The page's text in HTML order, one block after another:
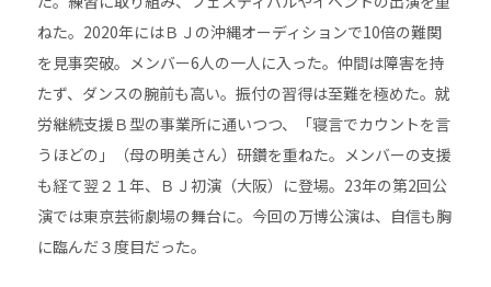
ねた。2020年にはＢＪの沖縄オーディションで10倍の難関
を見事突破。メンバー6人の一人に入った。仲間は障害を持
たず、ダンスの腕前も高い。振付の習得は至難を極めた。就
労継続支援Ｂ型の事業所に通いつつ、「寝言でカウントを言
うほどの」（母の明美さん）研鑽を重ねた。メンバーの支援
も経て翌２１年、ＢＪ初演（大阪）に登場。23年の第2回公
演では東京芸術劇場の舞台に。今回の万博公演は、自信も胸
に臨んだ３度目だった。